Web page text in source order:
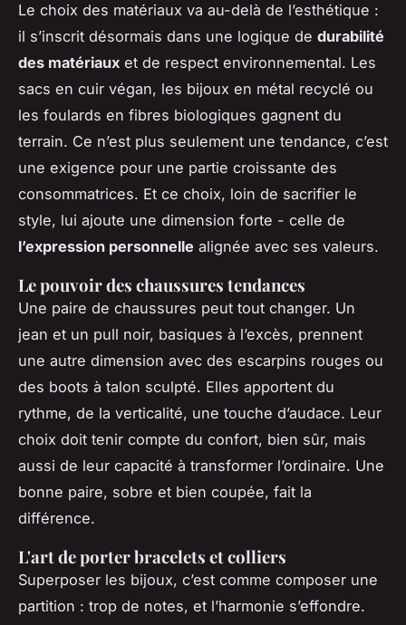
Le choix des matériaux va au-delà de l’esthétique :
il s’inscrit désormais dans une logique de durabilité
des matériaux et de respect environnemental. Les
sacs en cuir végan, les bijoux en métal recyclé ou
les foulards en fibres biologiques gagnent du
terrain. Ce n’est plus seulement une tendance, c’est
une exigence pour une partie croissante des
consommatrices. Et ce choix, loin de sacrifier le
style, lui ajoute une dimension forte - celle de
l’expression personnelle alignée avec ses valeurs.
Le pouvoir des chaussures tendances
Une paire de chaussures peut tout changer. Un
jean et un pull noir, basiques à l’excès, prennent
une autre dimension avec des escarpins rouges ou
des boots à talon sculpté. Elles apportent du
rythme, de la verticalité, une touche d’audace. Leur
choix doit tenir compte du confort, bien sûr, mais
aussi de leur capacité à transformer l’ordinaire. Une
bonne paire, sobre et bien coupée, fait la
différence.
L'art de porter bracelets et colliers
Superposer les bijoux, c’est comme composer une
partition : trop de notes, et l’harmonie s’effondre.